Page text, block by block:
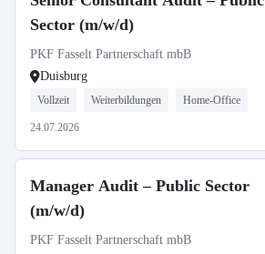
Sector (m/w/d)
PKF Fasselt Partnerschaft mbB
Duisburg
Vollzeit Weiterbildungen Home-Office
24.07.2026
Manager Audit – Public Sector
(m/w/d)
PKF Fasselt Partnerschaft mbB